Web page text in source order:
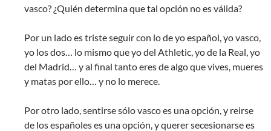
vasco? ¿Quién determina que tal opción no es válida?
Por un lado es triste seguir con lo de yo español, yo vasco,
yo los dos… lo mismo que yo del Athletic, yo de la Real, yo
del Madrid… y al final tanto eres de algo que vives, mueres
y matas por ello… y no lo merece.
Por otro lado, sentirse sólo vasco es una opción, y reirse
de los españoles es una opción, y querer secesionarse es